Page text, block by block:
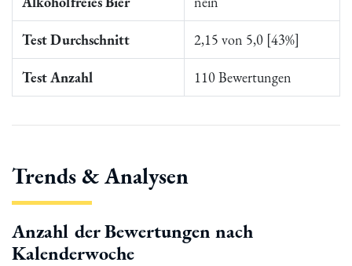
Test Durchschnitt 2,15 von 5,0 [43%]
Test Anzahl 110 Bewertungen
Trends & Analysen
Anzahl der Bewertungen nach
Kalenderwoche